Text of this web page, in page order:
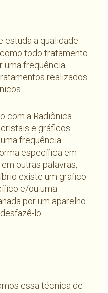
estuda a qualidade
todo tratamento
uma frequência
realizados
com a Radiônica
e gráficos
frequência
específica em
outras palavras,
existe um gráfico
e/ou uma
por um aparelho
lo.
essa técnica de